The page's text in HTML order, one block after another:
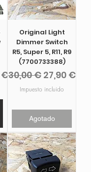
de oferta
€
Original Light
Dimmer Switch
R5, Super 5, R11, R9
(7700733388)
Precio
30,00 € Precio de
27,90 €
Impuesto incluido
Agotado